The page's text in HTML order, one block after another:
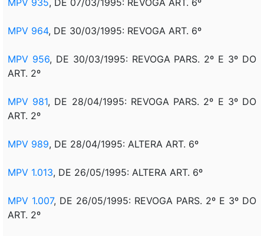
MPV 964, DE 30/03/1995: REVOGA ART. 6º
MPV 956, DE 30/03/1995: REVOGA PARS. 2º E 3º DO
ART. 2º
MPV 981, DE 28/04/1995: REVOGA PARS. 2º E 3º DO
ART. 2º
MPV 989, DE 28/04/1995: ALTERA ART. 6º
MPV 1.013, DE 26/05/1995: ALTERA ART. 6º
MPV 1.007, DE 26/05/1995: REVOGA PARS. 2º E 3º DO
ART. 2º